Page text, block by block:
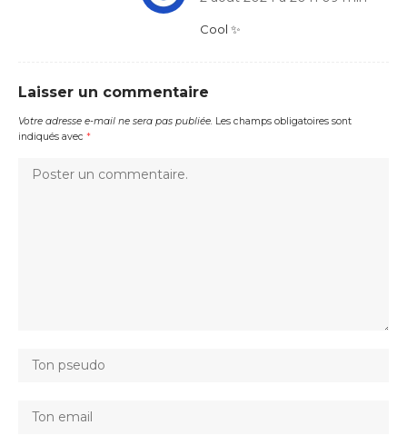
Cool ✨️
Laisser un commentaire
Votre adresse e-mail ne sera pas publiée. Les champs obligatoires sont
indiqués avec *